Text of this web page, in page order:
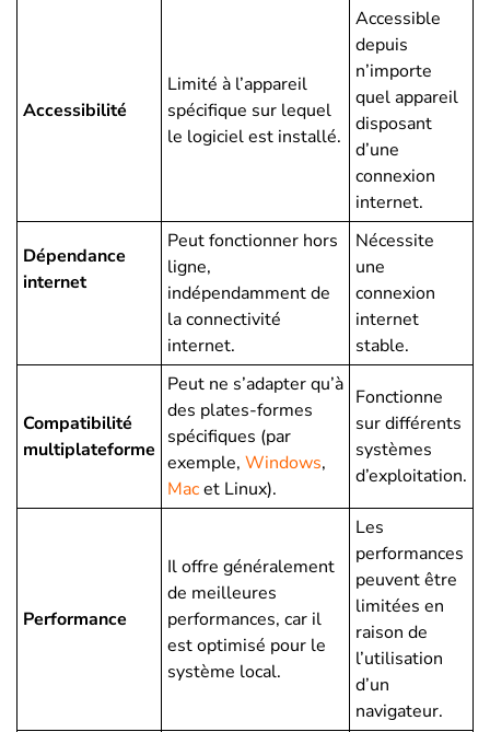
Accessibilité
Limité à l’appareil
spécifique sur lequel
le logiciel est installé.
Accessible
depuis
n’importe
quel appareil
disposant
d’une
connexion
internet.
Dépendance
internet
Peut fonctionner hors
ligne,
indépendamment de
la connectivité
internet.
Nécessite
une
connexion
internet
stable.
Compatibilité
multiplateforme
Peut ne s’adapter qu’à
des plates-formes
spécifiques (par
exemple, Windows,
Macet Linux).
Fonctionne
sur différents
systèmes
d’exploitation.
Performance
Il offre généralement
de meilleures
performances, car il
est optimisé pour le
système local.
Les
performances
peuvent être
limitées en
raison de
l’utilisation
d’un
navigateur.